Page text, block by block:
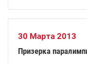
30 Марта 2013
Призерка